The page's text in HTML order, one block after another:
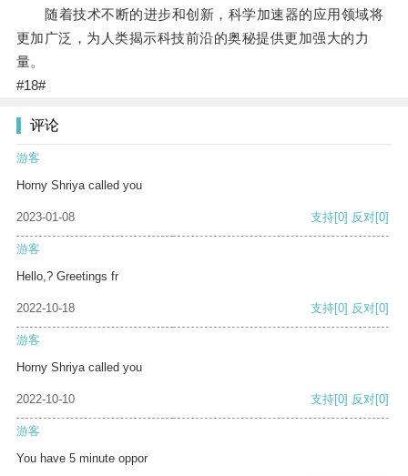
随着技术不断的进步和创新，科学加速器的应用领域将
更加广泛，为人类揭示科技前沿的奥秘提供更加强大的力
量。
#18#
评论
游客
Horny Shriya called you
2023-01-08 支持[0] 反对[0]
游客
Hello,? Greetings fr
2022-10-18 支持[0] 反对[0]
游客
Horny Shriya called you
2022-10-10 支持[0] 反对[0]
游客
You have 5 minute oppor